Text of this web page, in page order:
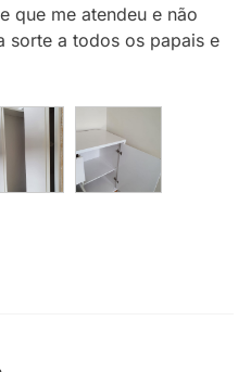
que me atendeu e não
sorte a todos os papais e